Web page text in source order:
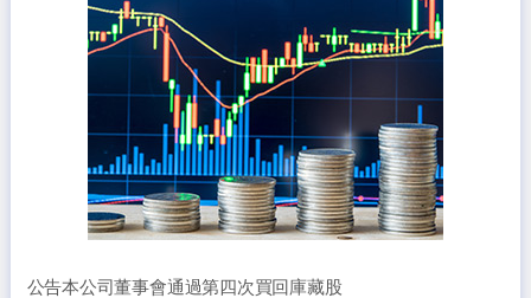
公告本公司董事會通過第四次買回庫藏股